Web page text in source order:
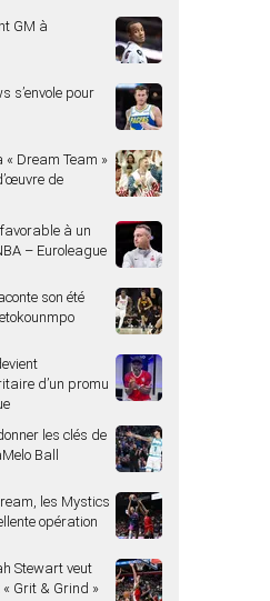
GM à
s’envole pour
« Dream Team »
de
à un
– Euroleague
son été
d’un promu
les clés de
Ball
les Mystics
opération
Stewart veut
Grit & Grind »